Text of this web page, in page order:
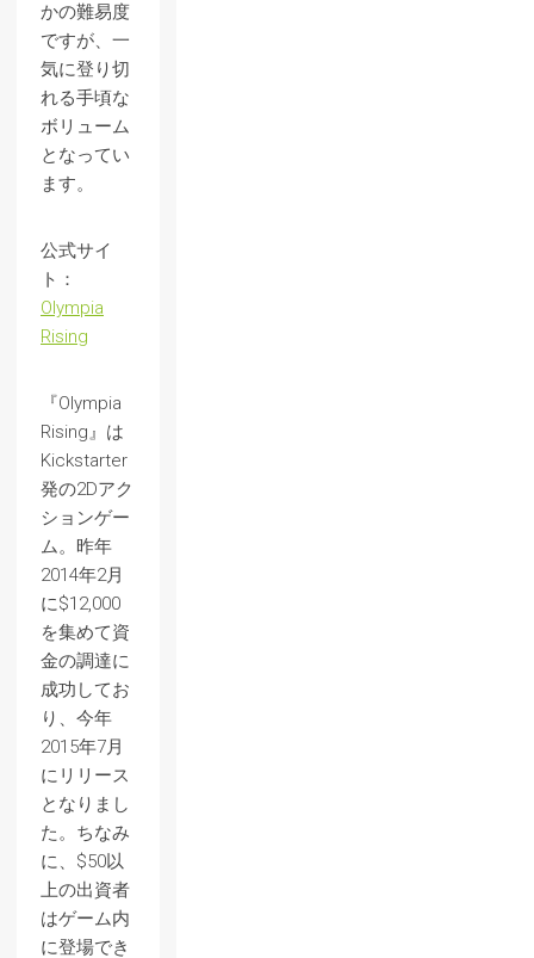
かの難易度
ですが、一
気に登り切
れる手頃な
ボリューム
となってい
ます。
公式サイ
ト：
Olympia
Rising
『Olympia
Rising』は
Kickstarter
発の2Dアク
ションゲー
ム。昨年
2014年2月
に$12,000
を集めて資
金の調達に
成功してお
り、今年
2015年7月
にリリース
となりまし
た。ちなみ
に、$50以
上の出資者
はゲーム内
に登場でき